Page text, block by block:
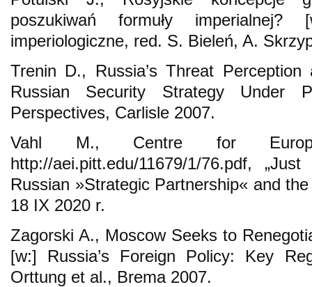
poszukiwań formuły imperialnej?
imperiologiczne, red. S. Bieleń, A.
Trenin D., Russia’s Threat
Russian Security Strategy Under
Perspectives, Carlisle 2007.
Vahl M., Centre for
http://aei.pitt.edu/11679/1/76.pdf,
Russian »Strategic Partnership« and
18 IX 2020 r.
Zagorski A., Moscow Seeks to
[w:] Russia’s Foreign Policy: Key
Orttung et al., Brema 2007.